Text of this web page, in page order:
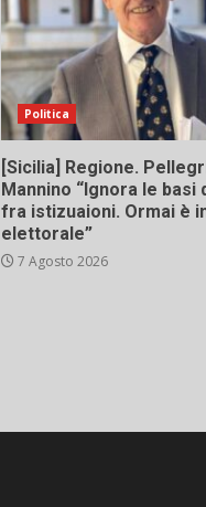
Politica
[Sicilia] Regione.
Mannino “Ignora le basi
fra istizuaioni. Ormai è
elettorale”
7 Agosto 2026